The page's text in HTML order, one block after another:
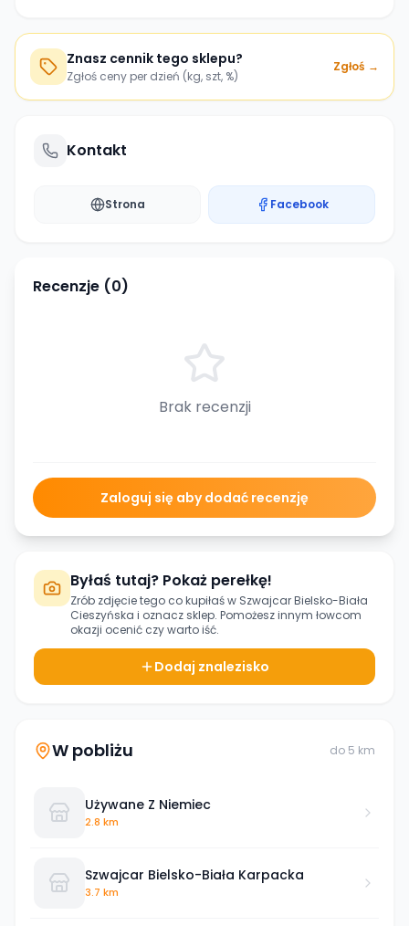
Znasz cennik tego sklepu?
Zgłoś ceny per dzień (kg, szt, %)
Zgłoś →
Kontakt
Strona Facebook
Recenzje (0)
Brak recenzji
Zaloguj się aby dodać recenzję
Byłaś tutaj? Pokaż perełkę!
Zrób zdjęcie tego co kupiłaś w Szwajcar Bielsko-Biała
Cieszyńska i oznacz sklep. Pomożesz innym łowcom
okazji ocenić czy warto iść.
Dodaj znalezisko
W pobliżu do 5 km
Używane Z Niemiec
2.8 km
Szwajcar Bielsko-Biała Karpacka
3.7 km